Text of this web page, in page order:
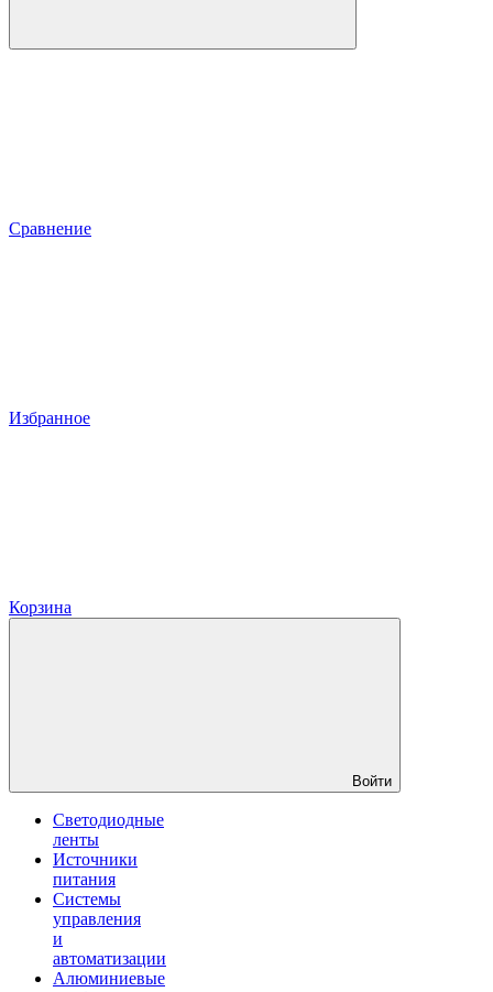
Сравнение
Избранное
Корзина
Войти
Светодиодные
ленты
Источники
питания
Системы
управления
и
автоматизации
Алюминиевые